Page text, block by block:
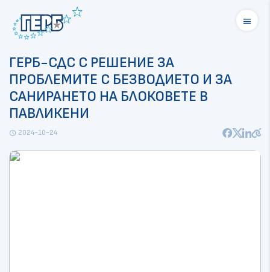
menu
ГЕРБ-СДС С РЕШЕНИЕ ЗА
ПРОБЛЕМИТЕ С БЕЗВОДИЕТО И ЗА
САНИРАНЕТО НА БЛОКОВЕТЕ В
ПАВЛИКЕНИ
schedule 2024-10-24